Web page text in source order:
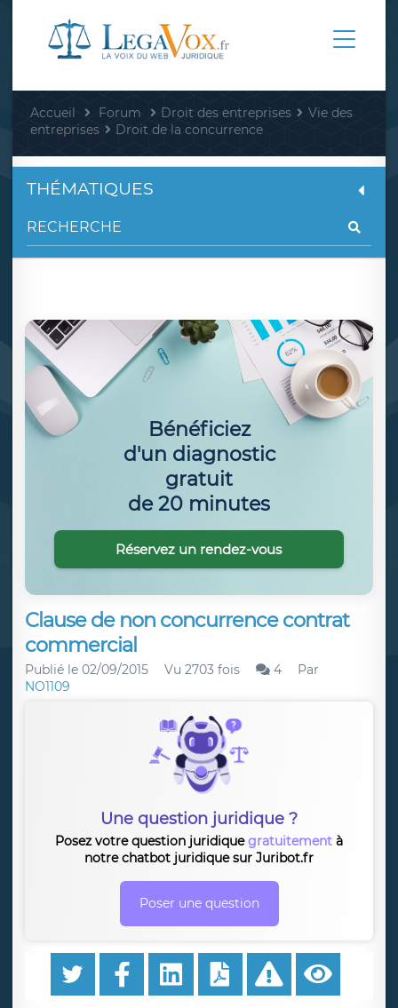
Accueil Forum Droit des entreprises
Vie des
entreprises
Droit de la concurrence
Clause de non concurrence contrat
commercial
Publié le 02/09/2015 Vu 2703 fois 4
Par
NO1109
Une question juridique ?
Posez votre question juridiquegratuitement à
notre chatbot juridique sur Juribot.fr
Poser une question
THÉMATIQUES
Bénéficiez
d'un diagnostic
gratuit
de 20 minutes
Réservez un rendez-vous